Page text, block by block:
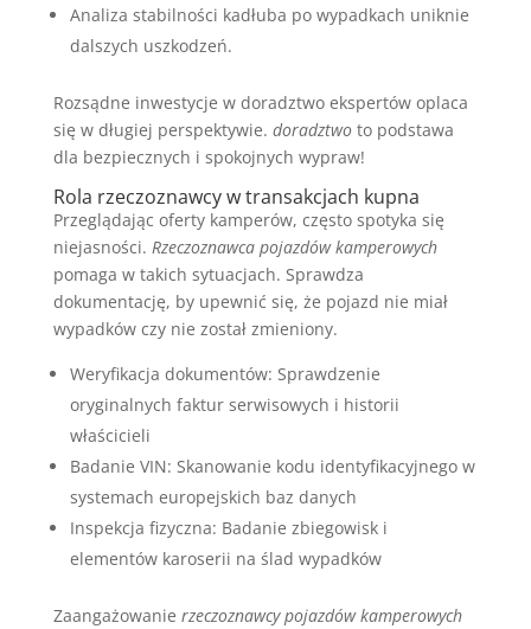
Analiza stabilności kadłuba po wypadkach uniknie
dalszych uszkodzeń.
Rozsądne inwestycje w doradztwo ekspertów oplaca
się w długiej perspektywie. doradztwoto podstawa
dla bezpiecznych i spokojnych wypraw!
Rola rzeczoznawcy w transakcjach kupna
Przeglądając oferty kamperów, często spotyka się
niejasności. Rzeczoznawca pojazdów kamperowych
pomaga w takich sytuacjach. Sprawdza
dokumentację, by upewnić się, że pojazd nie miał
wypadków czy nie został zmieniony.
Weryfikacja dokumentów: Sprawdzenie
oryginalnych faktur serwisowych i historii
właścicieli
Badanie VIN: Skanowanie kodu identyfikacyjnego w
systemach europejskich baz danych
Inspekcja fizyczna: Badanie zbiegowisk i
elementów karoserii na ślad wypadków
Zaangażowanie rzeczoznawcy pojazdów kamperowych